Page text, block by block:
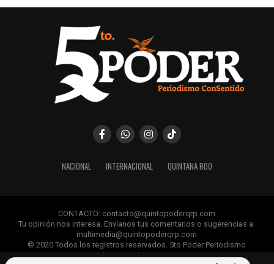
NACIONAL INTERNACIONAL QUINTANA ROO
CONTACTO: contacto@quintopoderqrp.com
Tu opinión nos interesa. Envíanos tus comentarios o sugerencias a:
multimedia@quintopoderqrp.com
© 2020 Todos los registros reservados. 5to Poder Periodismo
ConSentido Queda prohibida la publicación, retransmisión, edición y